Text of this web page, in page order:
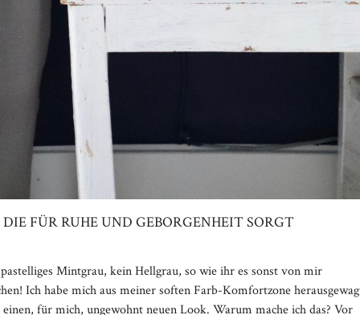
FÜR RUHE UND GEBORGENHEIT SORGT
Mintgrau, kein Hellgrau, so wie ihr es sonst von mir
Ich habe mich aus meiner soften Farb-Komfortzone
für mich, ungewohnt neuen Look. Warum mache ich das? Vor